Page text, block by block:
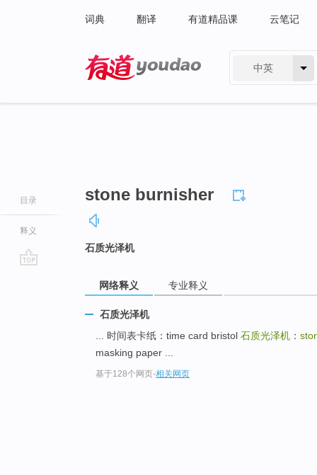
词典 翻译 有道精品课 云笔记
中英
目录
释义
stone burnisher
石质光泽机
网络释义 专业释义
石质光泽机
... 时间表卡纸：time card bristol 石质光泽机 ：
masking paper ...
基于128个网页-相关网页